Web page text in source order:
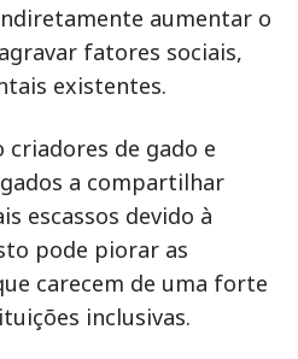
aumentar o
fatores sociais,
existentes.
criadores de gado e
a compartilhar
escassos devido à
pode piorar as
carecem de uma forte
inclusivas.